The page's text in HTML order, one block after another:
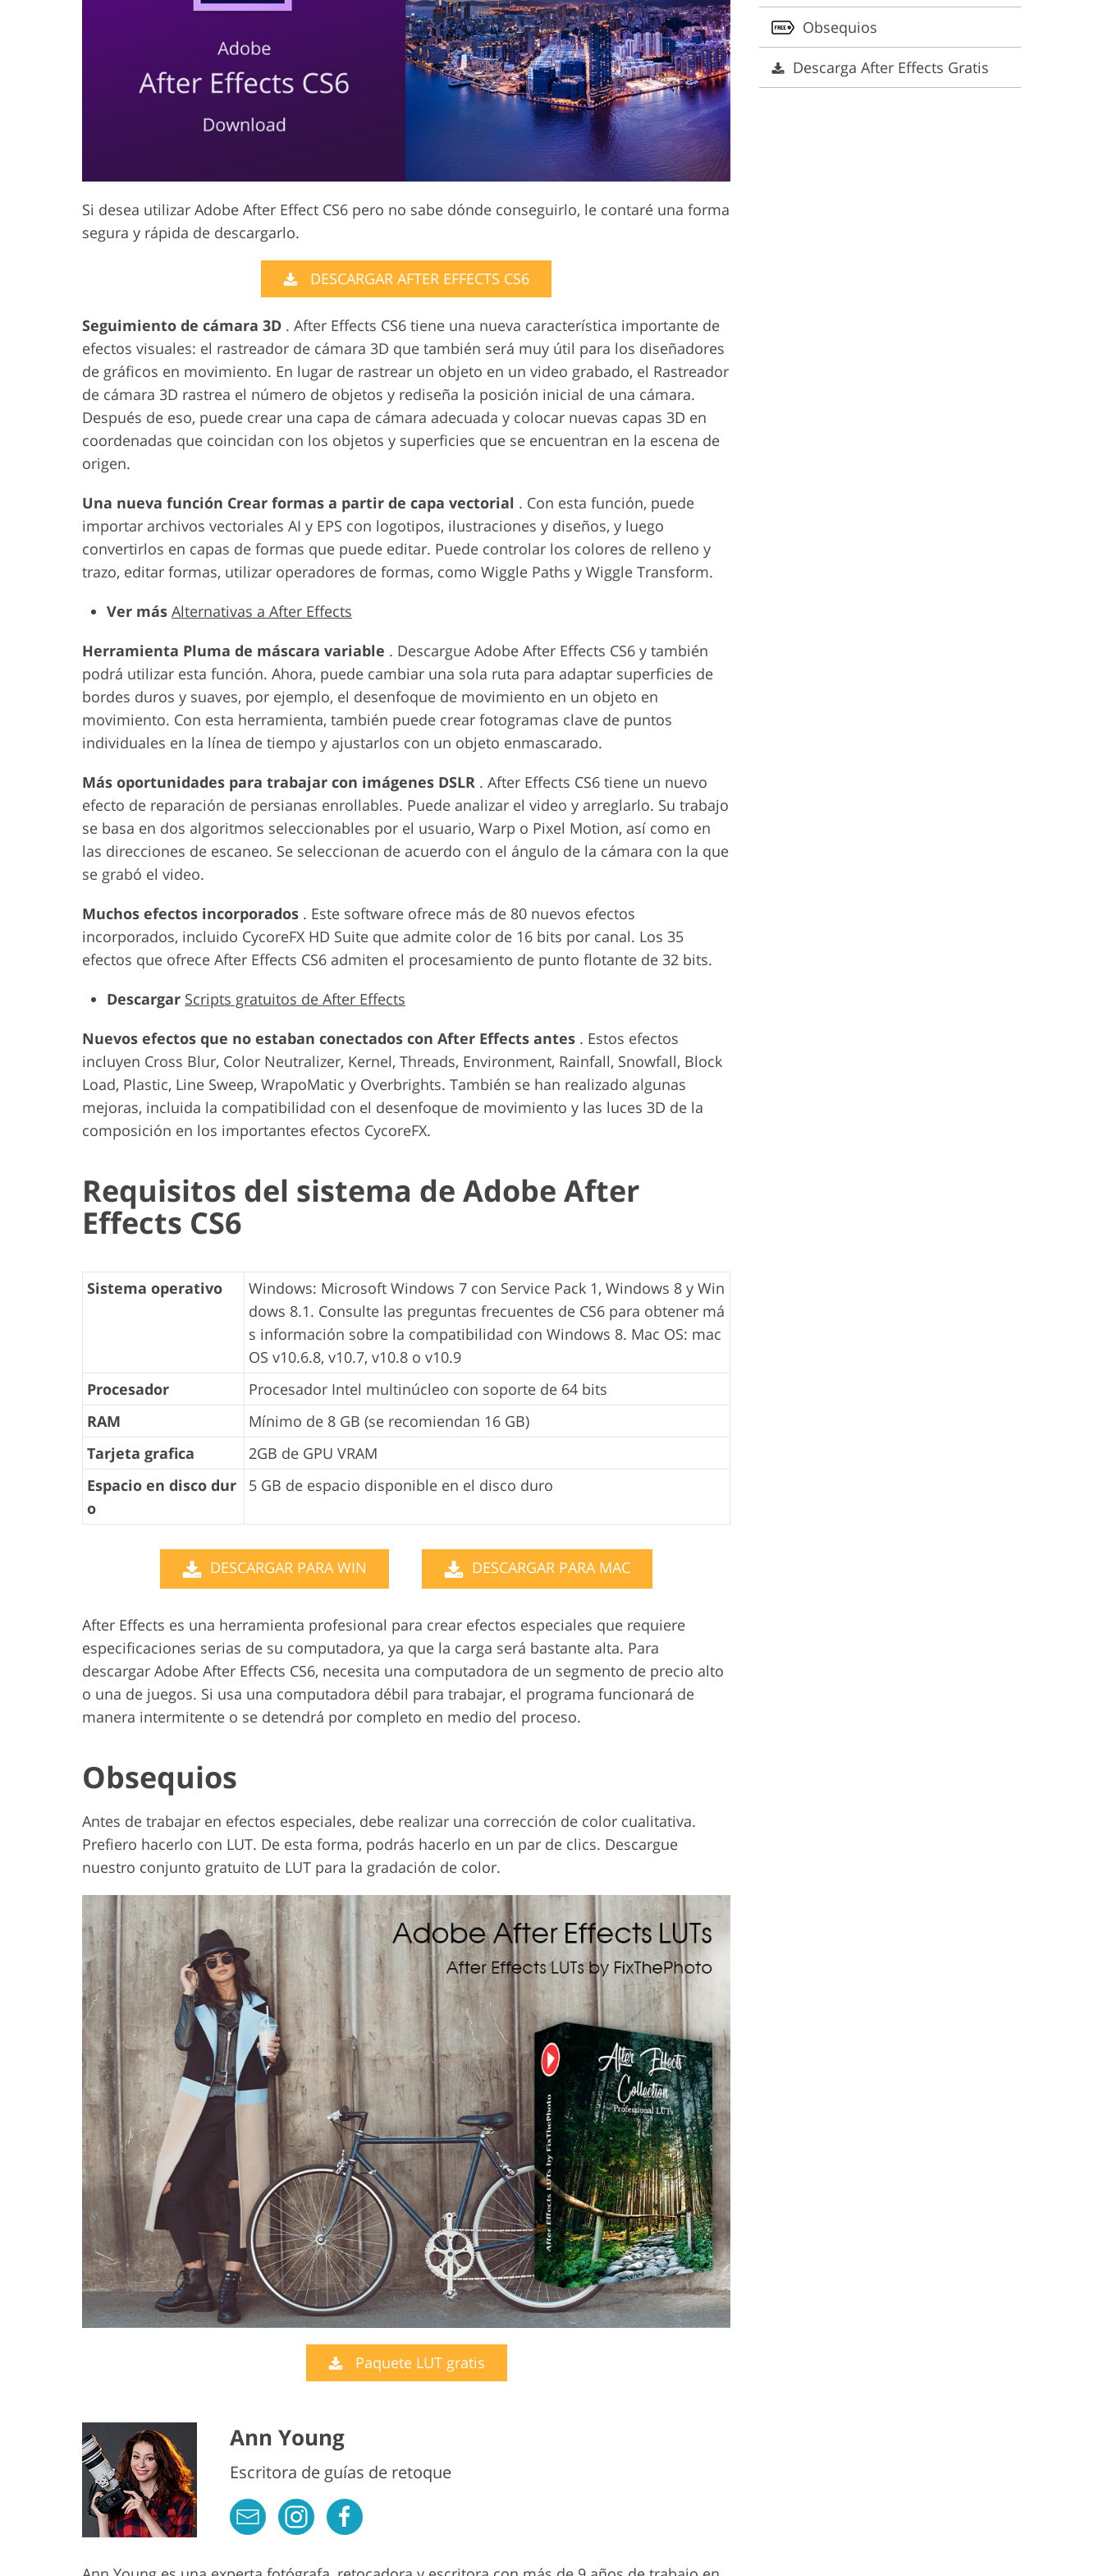
Servicios de Retoque de
Datos de Entrenamiento de
IA
Servicios de edición de
video
Si desea utilizar Adobe After Effect CS6 pero no sabe dónde conseguirlo, le contaré una forma
segura y rápida de descargarlo.
DESCARGAR AFTER EFFECTS CS6
Seguimiento de cámara 3D . After Effects CS6 tiene una nueva característica importante de
efectos visuales: el rastreador de cámara 3D que también será muy útil para los diseñadores
de gráficos en movimiento. En lugar de rastrear un objeto en un video grabado, el Rastreador
de cámara 3D rastrea el número de objetos y rediseña la posición inicial de una cámara.
Después de eso, puede crear una capa de cámara adecuada y colocar nuevas capas 3D en
coordenadas que coincidan con los objetos y superficies que se encuentran en la escena de
origen.
Una nueva función Crear formas a partir de capa vectorial . Con esta función, puede
importar archivos vectoriales AI y EPS con logotipos, ilustraciones y diseños, y luego
convertirlos en capas de formas que puede editar. Puede controlar los colores de relleno y
trazo, editar formas, utilizar operadores de formas, como Wiggle Paths y Wiggle Transform.
Ver más Alternativas a After Effects
Herramienta Pluma de máscara variable . Descargue Adobe After Effects CS6 y también
podrá utilizar esta función. Ahora, puede cambiar una sola ruta para adaptar superficies de
bordes duros y suaves, por ejemplo, el desenfoque de movimiento en un objeto en
movimiento. Con esta herramienta, también puede crear fotogramas clave de puntos
individuales en la línea de tiempo y ajustarlos con un objeto enmascarado.
Más oportunidades para trabajar con imágenes DSLR . After Effects CS6 tiene un nuevo
efecto de reparación de persianas enrollables. Puede analizar el video y arreglarlo. Su trabajo
se basa en dos algoritmos seleccionables por el usuario, Warp o Pixel Motion, así como en
las direcciones de escaneo. Se seleccionan de acuerdo con el ángulo de la cámara con la que
se grabó el video.
Muchos efectos incorporados . Este software ofrece más de 80 nuevos efectos
incorporados, incluido CycoreFX HD Suite que admite color de 16 bits por canal. Los 35
efectos que ofrece After Effects CS6 admiten el procesamiento de punto flotante de 32 bits.
Descargar Scripts gratuitos de After Effects
Nuevos efectos que no estaban conectados con After Effects antes . Estos efectos
incluyen Cross Blur, Color Neutralizer, Kernel, Threads, Environment, Rainfall, Snowfall, Block
Load, Plastic, Line Sweep, WrapoMatic y Overbrights. También se han realizado algunas
mejoras, incluida la compatibilidad con el desenfoque de movimiento y las luces 3D de la
composición en los importantes efectos CycoreFX.
Requisitos del sistema de Adobe After
Effects CS6
Sistema operativo
Windows: Microsoft Windows 7 con Service Pack 1, Windows 8 y Win
dows 8.1. Consulte las preguntas frecuentes de CS6 para obtener má
s información sobre la compatibilidad con Windows 8. Mac OS: mac
OS v10.6.8, v10.7, v10.8 o v10.9
Procesador
Procesador Intel multinúcleo con soporte de 64 bits
RAM
Mínimo de 8 GB (se recomiendan 16 GB)
Tarjeta grafica
2GB de GPU VRAM
Espacio en disco dur
o
5 GB de espacio disponible en el disco duro
DESCARGAR PARA WIN DESCARGAR PARA MAC
After Effects es una herramienta profesional para crear efectos especiales que requiere
especificaciones serias de su computadora, ya que la carga será bastante alta. Para
descargar Adobe After Effects CS6, necesita una computadora de un segmento de precio alto
o una de juegos. Si usa una computadora débil para trabajar, el programa funcionará de
manera intermitente o se detendrá por completo en medio del proceso.
Obsequios
Antes de trabajar en efectos especiales, debe realizar una corrección de color cualitativa.
Prefiero hacerlo con LUT. De esta forma, podrás hacerlo en un par de clics. Descargue
nuestro conjunto gratuito de LUT para la gradación de color.
Paquete LUT gratis
Ann Young
Escritora de guías de retoque
Obsequios
Descarga After Effects Gratis